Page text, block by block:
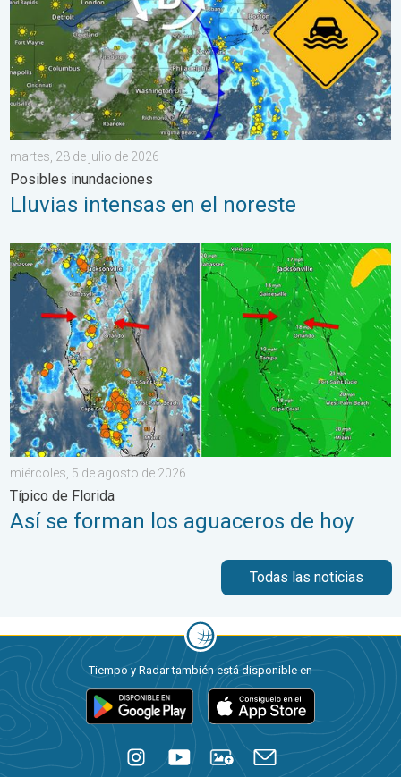
martes, 28 de julio de 2026
Posibles inundaciones
Lluvias intensas en el noreste
Así se forman los aguaceros de hoy. Típico de Florida. . .
miércoles, 5 de agosto de 2026
Típico de Florida
Así se forman los aguaceros de hoy
Todas las noticias
Tiempo y Radar también está disponible en